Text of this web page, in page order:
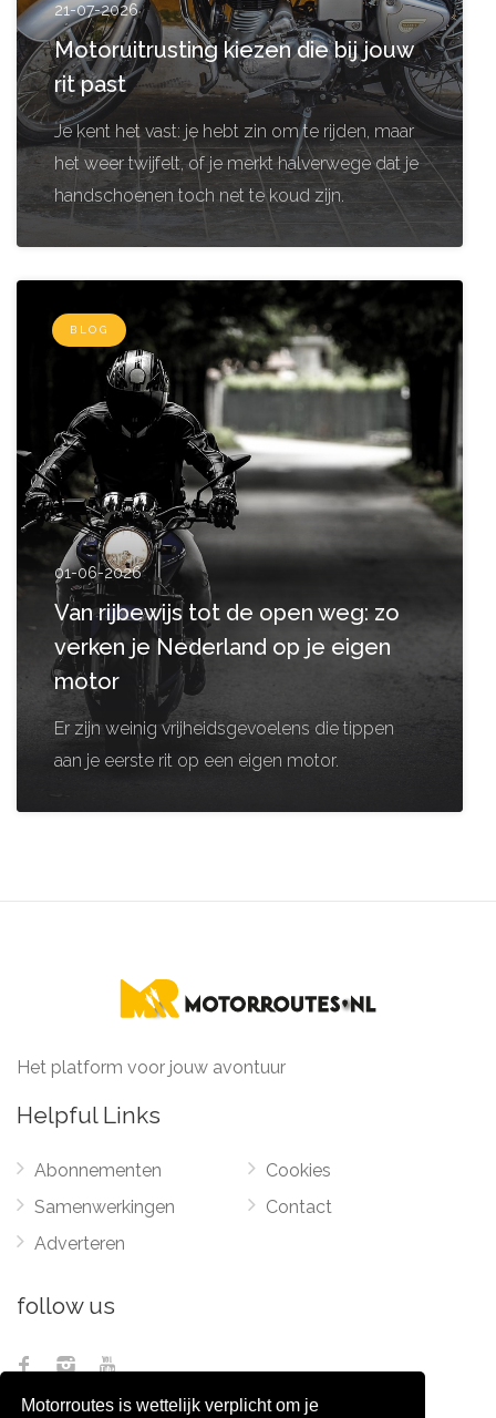
Motorroutes is wettelijk verplicht om je
21-07-2026
Motoruitrusting kiezen die bij jouw
rit past
Je kent het vast: je hebt zin om te rijden, maar
het weer twijfelt, of je merkt halverwege dat je
handschoenen toch net te koud zijn.
BLOG
01-06-2026
Van rijbewijs tot de open weg: zo
verken je Nederland op je eigen
motor
Er zijn weinig vrijheidsgevoelens die tippen
aan je eerste rit op een eigen motor.
Het platform voor jouw avontuur
Helpful Links
Abonnementen
Samenwerkingen
Adverteren
Cookies
Contact
follow us